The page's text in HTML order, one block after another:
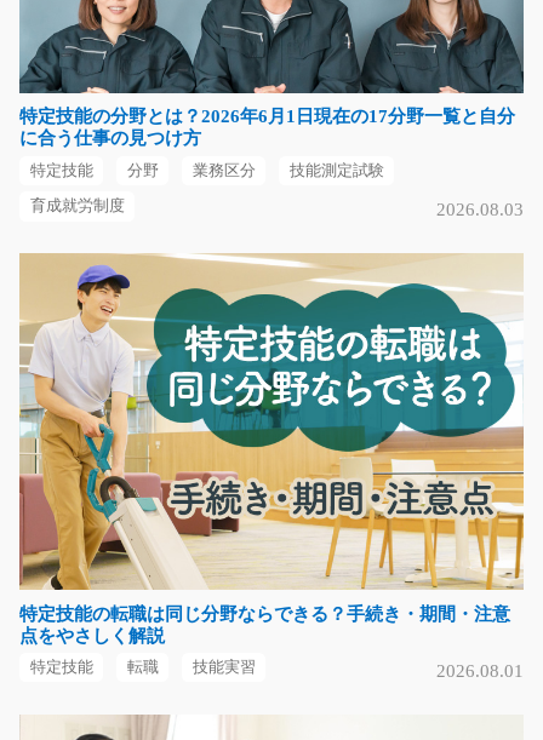
急募
★新着★データ入力や電話対応をお願いします！ 一般事
務のお仕事で製品の受…
長期（3ヶ月以上）
時給1,200円
栃木県下都賀郡野木町
スポット溶接オペレーターのお仕事/y08_00380
【高時給案件☆】担当者オススメ！工場内で金属部品を
スポット溶接での加工…
長期（3ヶ月以上）
時給1200円～1500円
福岡県北九州市八幡東区
気になる
金属部品をピッキングするお仕事！/i02_00732
群の職場で働きません…
特定技能の分野とは？2026年6月1日現在の17分野一覧と自分
に合う仕事の見つけ方
特定技能 分野 業務区分 技能測定試験
育成就労制度 2026.08.03
特定技能の転職は同じ分野ならできる？手続き・期間・注意
点をやさしく解説
特定技能 転職 技能実習 2026.08.01